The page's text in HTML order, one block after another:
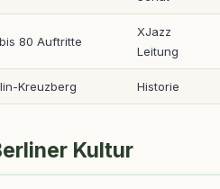
80 Auftritte
XJazz
Leitung
Kreuzberg Historie
Kultur